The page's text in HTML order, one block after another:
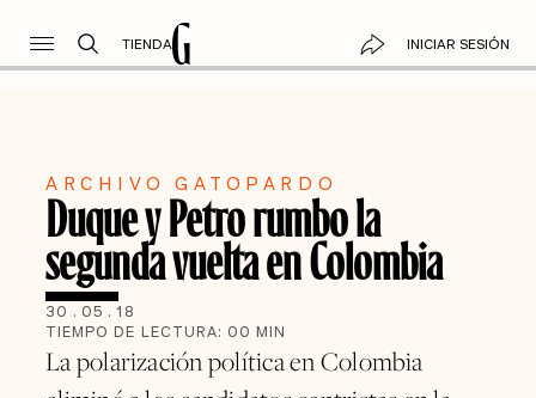
TIENDA INICIAR SESIÓN
ARCHIVO GATOPARDO
Duque y Petro rumbo la
segunda vuelta en Colombia
30 . 05 . 18
TIEMPO DE LECTURA: 00 MIN
La polarización política en Colombia